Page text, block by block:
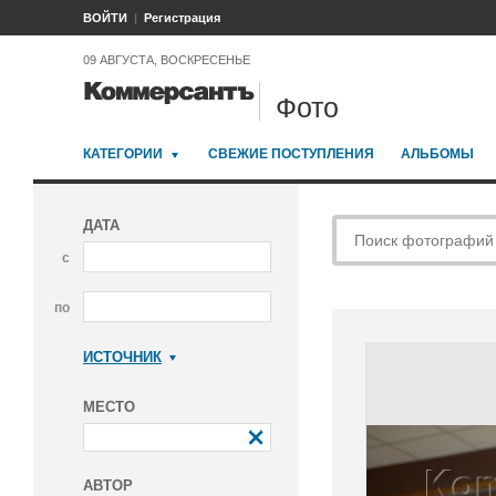
ВОЙТИ Регистрация
09 АВГУСТА, ВОСКРЕСЕНЬЕ
Фото
КАТЕГОРИИ СВЕЖИЕ ПОСТУПЛЕНИЯ АЛЬБОМЫ
ДАТА
с
по
ИСТОЧНИК
МЕСТО
АВТОР